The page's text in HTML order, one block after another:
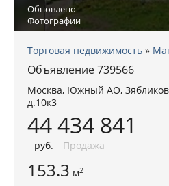
Обновлено
Фотографии
Торговая недвижимость »
Объявление 739566
Москва, Южный АО,
д.10к3
44 434 841
руб. Продажа
153.3 м2